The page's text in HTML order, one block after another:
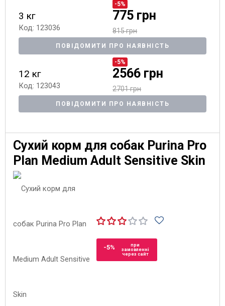
3 кг
Код: 123036
-5%
775 грн
815 грн
ПОВІДОМИТИ ПРО НАЯВНІСТЬ
12 кг
Код: 123043
-5%
2566 грн
2701 грн
ПОВІДОМИТИ ПРО НАЯВНІСТЬ
Сухий корм для собак Purina Pro
Plan Medium Adult Sensitive Skin
-5%
при
замовленні
через сайт